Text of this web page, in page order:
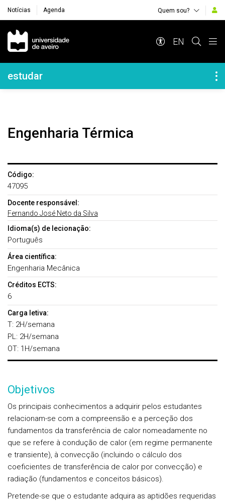
Notícias Agenda Quem sou?
Navegação Principal
EN
Navegação Lateral
estudar
Engenharia Térmica
Código:
47095
Docente responsável:
Fernando José Neto da Silva
Idioma(s) de lecionação:
Português
Área científica:
Engenharia Mecânica
Créditos ECTS:
6
Carga letiva:
T: 2H/semana
PL: 2H/semana
OT: 1H/semana
Objetivos
Os principais conhecimentos a adquirir pelos estudantes
relacionam-se com a compreensão e a perceção dos
fundamentos da transferência de calor nomeadamente no
que se refere à condução de calor (em regime permanente
e transiente), à convecção (incluindo o cálculo dos
coeficientes de transferência de calor por convecção) e
radiação (fundamentos e conceitos básicos).
Pretende-se que o estudante adquira as aptidões requeridas